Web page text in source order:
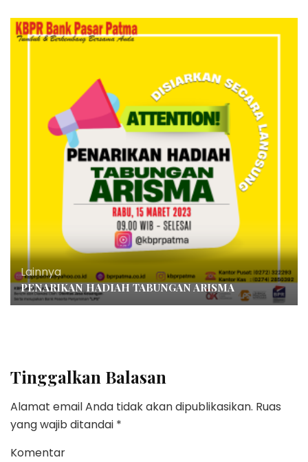
Lainnya
PENARIKAN HADIAH TABUNGAN ARISMA
Tinggalkan Balasan
Alamat email Anda tidak akan dipublikasikan. Ruas
yang wajib ditandai *
Komentar